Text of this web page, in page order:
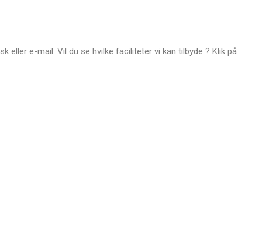
e-mail. Vil du se hvilke faciliteter vi kan tilbyde ? Klik på